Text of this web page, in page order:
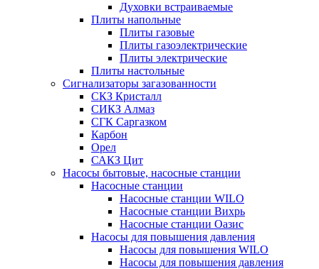
Духовки встраиваемые
Плиты напольные
Плиты газовые
Плиты газоэлектрические
Плиты электрические
Плиты настольные
Сигнализаторы загазованности
СКЗ Кристалл
СИКЗ Алмаз
СГК Саргазком
Карбон
Орел
САКЗ Цит
Насосы бытовые, насосные станции
Насосные станции
Насосные станции WILO
Насосные станции Вихрь
Насосные станции Оазис
Насосы для повышения давления
Насосы для повышения WILO
Насосы для повышения давления